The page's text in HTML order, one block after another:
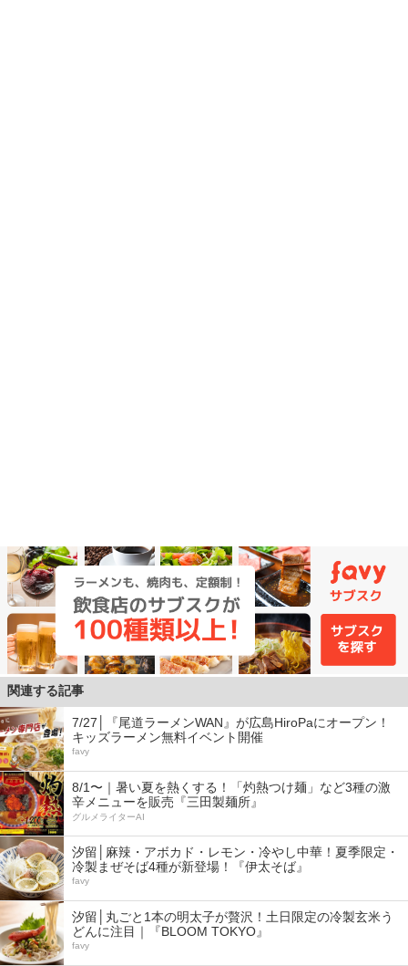
関連する記事
7/27│『尾道ラーメンWAN』が広島HiroPaにオープン！
キッズラーメン無料イベント開催
favy
8/1〜｜暑い夏を熱くする！「灼熱つけ麺」など3種の激
辛メニューを販売『三田製麺所』
グルメライターAI
汐留│麻辣・アボカド・レモン・冷やし中華！夏季限定・
冷製まぜそば4種が新登場！『伊太そば』
favy
汐留│丸ごと1本の明太子が贅沢！土日限定の冷製玄米う
どんに注目｜『BLOOM TOKYO』
favy